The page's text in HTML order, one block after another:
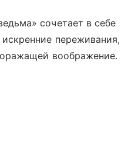
сочетает в себе
переживания,
воображение.